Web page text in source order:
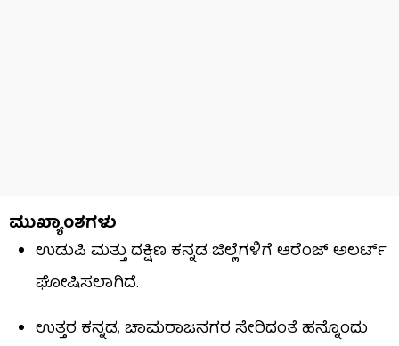
ಮುಖ್ಯಾಂಶಗಳು
ಉಡುಪಿ ಮತ್ತು ದಕ್ಷಿಣ ಕನ್ನಡ ಜಿಲ್ಲೆಗಳಿಗೆ ಆರೆಂಜ್ ಅಲರ್ಟ್
ಘೋಷಿಸಲಾಗಿದೆ.
ಉತ್ತರ ಕನ್ನಡ, ಚಾಮರಾಜನಗರ ಸೇರಿದಂತೆ ಹನ್ನೊಂದು